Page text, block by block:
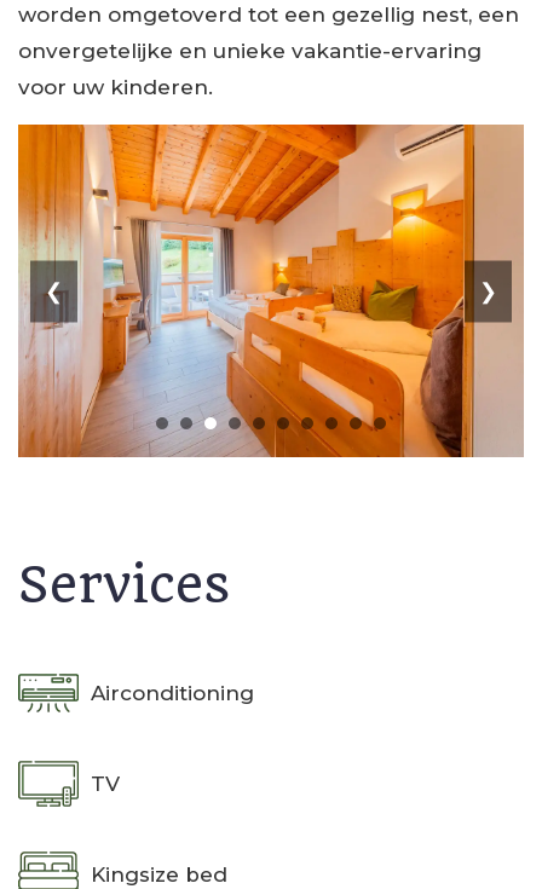
worden omgetoverd tot een gezellig nest, een
onvergetelijke en unieke vakantie-ervaring
voor uw kinderen.
❮ ❯
Services
Airconditioning
TV
Kingsize bed